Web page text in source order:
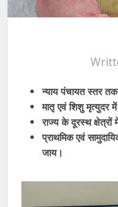
न्याय पंचायत स्तर
मातृ एवं शिशु मृत्युदर
राज्य के दूरस्थ क्षेत्रों
प्राथमिक एवं
जाय।